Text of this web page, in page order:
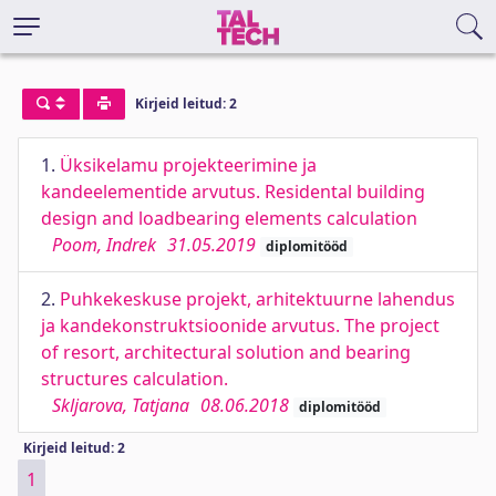
Kirjeid leitud: 2
1. Üksikelamu projekteerimine ja
kandeelementide arvutus. Residental building
design and loadbearing elements calculation
Poom, Indrek 31.05.2019 diplomitööd
2. Puhkekeskuse projekt, arhitektuurne lahendus
ja kandekonstruktsioonide arvutus. The project
of resort, architectural solution and bearing
structures calculation.
Skljarova, Tatjana 08.06.2018 diplomitööd
Kirjeid leitud: 2
1